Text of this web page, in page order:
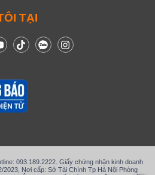
TẠI
093.189.2222. Giấy chứng nhận kinh doanh
2023, Nơi cấp: Sở Tài Chính Tp Hà Nội Phòng